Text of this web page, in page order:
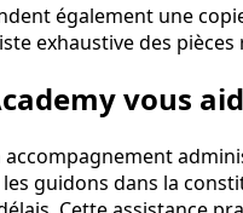
également une
exhaustive des pièces
vous
guidons dans la